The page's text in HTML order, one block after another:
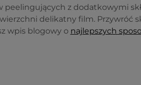
peelingujących z dodatkowymi
delikatny film. Przywróć
wpis blogowy o najlepszych